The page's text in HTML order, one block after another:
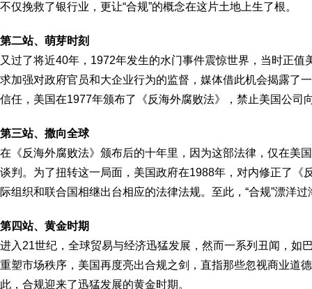
不仅挽救了银行业，更让“合规”的概念在这片土地上生了根。
第二站、萌芽时刻
又过了将近40年，1972年发生的水门事件震惊世界，当时正
求加强对政府官员和大企业行为的监督，媒体借此机会揭露了
信任，美国在1977年颁布了《反海外腐败法》，禁止美国公
第三站、撒向全球
在《反海外腐败法》颁布后的十年里，因为这部法律，仅在美
谈判。为了扭转这一局面，美国政府在1988年，对内修正了
际组织和联合国相继出台相应的法律法规。至此，“合规”漂洋
第四站、黄金时期
进入21世纪，全球贸易与经济迅猛发展，然而一系列丑闻，如
重塑市场秩序，美国再度亮出合规之剑，直指那些忽视商业道
此，合规迎来了迅猛发展的黄金时期。